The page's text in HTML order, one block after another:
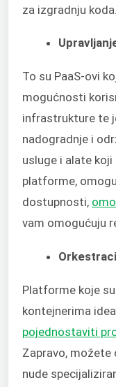
za izgradnju koda.
To su PaaS-ovi
mogućnosti
infrastrukture te
nadogradnje i
usluge i alate
platforme,
dostupnosti,
vam omogućuju
Platforme koje
kontejnerima
pojednostaviti
Zapravo, možete
nude